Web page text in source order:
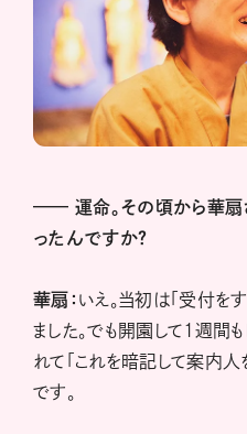
—— 運命。その頃から華
ったんですか？
華扇： いえ。当初は「受付を
ました。でも開園して1週間
れて「これを暗記して案内人
です。